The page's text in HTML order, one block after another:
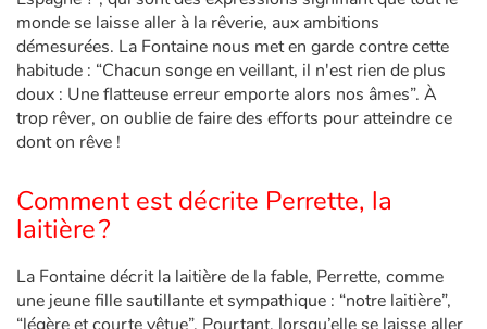
monde se laisse aller à la rêverie, aux ambitions
démesurées. La Fontaine nous met en garde contre cette
habitude : “Chacun songe en veillant, il n'est rien de plus
doux : Une flatteuse erreur emporte alors nos âmes”. À
trop rêver, on oublie de faire des efforts pour atteindre ce
dont on rêve !
Comment est décrite Perrette, la
laitière ?
La Fontaine décrit la laitière de la fable, Perrette, comme
une jeune fille sautillante et sympathique : “notre laitière”,